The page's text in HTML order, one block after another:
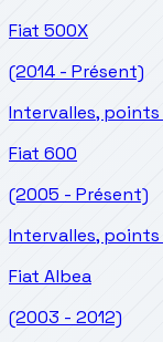
Fiat 500X
(2014 - Présent)
Intervalles, points
Fiat 600
(2005 - Présent)
Intervalles, points
Fiat Albea
(2003 - 2012)